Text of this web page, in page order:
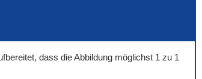
dass die Abbildung möglichst 1 zu 1